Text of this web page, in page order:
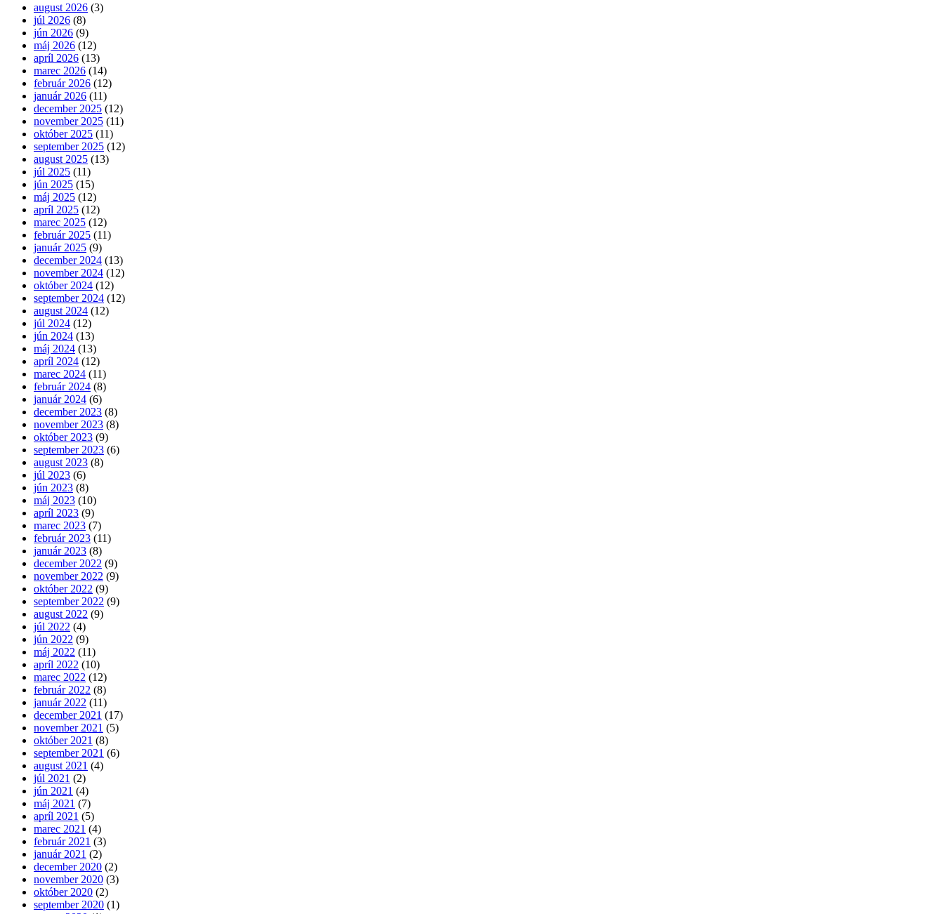
august 2026 (3)
júl 2026 (8)
jún 2026 (9)
máj 2026 (12)
apríl 2026 (13)
marec 2026 (14)
február 2026 (12)
január 2026 (11)
december 2025 (12)
november 2025 (11)
október 2025 (11)
september 2025 (12)
august 2025 (13)
júl 2025 (11)
jún 2025 (15)
máj 2025 (12)
apríl 2025 (12)
marec 2025 (12)
február 2025 (11)
január 2025 (9)
december 2024 (13)
november 2024 (12)
október 2024 (12)
september 2024 (12)
august 2024 (12)
júl 2024 (12)
jún 2024 (13)
máj 2024 (13)
apríl 2024 (12)
marec 2024 (11)
február 2024 (8)
január 2024 (6)
december 2023 (8)
november 2023 (8)
október 2023 (9)
september 2023 (6)
august 2023 (8)
júl 2023 (6)
jún 2023 (8)
máj 2023 (10)
apríl 2023 (9)
marec 2023 (7)
február 2023 (11)
január 2023 (8)
december 2022 (9)
november 2022 (9)
október 2022 (9)
september 2022 (9)
august 2022 (9)
júl 2022 (4)
jún 2022 (9)
máj 2022 (11)
apríl 2022 (10)
marec 2022 (12)
február 2022 (8)
január 2022 (11)
december 2021 (17)
november 2021 (5)
október 2021 (8)
september 2021 (6)
august 2021 (4)
júl 2021 (2)
jún 2021 (4)
máj 2021 (7)
apríl 2021 (5)
marec 2021 (4)
február 2021 (3)
január 2021 (2)
december 2020 (2)
november 2020 (3)
október 2020 (2)
september 2020 (1)